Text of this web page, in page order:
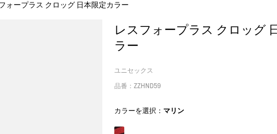
CLUB ポイントサービス終了のお知らせ
ォープラス クロッグ 日本限定カラー
レスフォープラス クロッグ
ラー
ユニセックス
品番：ZZHND59
カラーを選択： マリン